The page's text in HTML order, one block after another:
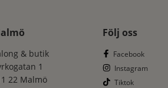
& butik
1
22 Malmö
Följ oss
Facebook
Instagram
Tiktok